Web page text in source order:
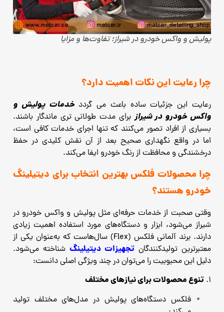
پولیش و واکس خودرو در شیراز؛ تفاوت‌ها و مزایا
چرا رعایت این نکات اهمیت دارد؟
رعایت این جزئیات ساده باعث می گرددخدمات پولیش و
واکس خودرو در شیرازبرای مدت طولانی‌ تری ماندگار باشند.
بسیاری از افراد تصور می‌کنند که تنها اجرای خدمات کافی است،
اما در واقع نگهداری صحیح بعد از آن نقش کلیدی در حفظ
درخشندگی و محافظت از رنگ خودرو ایفا می‌کند.
چرا محصولات فلکس بهترین انتخاب برای دیتیلینگ
خودرو هستند؟
وقتی صحبت از خدمات حرفه‌ای مثل پولیش و واکس خودرو در
شیراز می‌شود، ابزار و دستگاه‌های مورد استفاده اهمیت زیادی
دارند. برند آلمانی فلکس (Flex) سال‌هاست که به‌عنوان یکی از
معتبرترین تولیدکنندگان تجهیزات دیتیلینگ شناخته می‌شود.
دلیل این محبوبیت را می‌توان در چند ویژگی اصلی دانست:
۱. تنوع محصولات برای نیازهای مختلف
فلکس دستگاه‌های پولیش در مدل‌های مختلف تولید